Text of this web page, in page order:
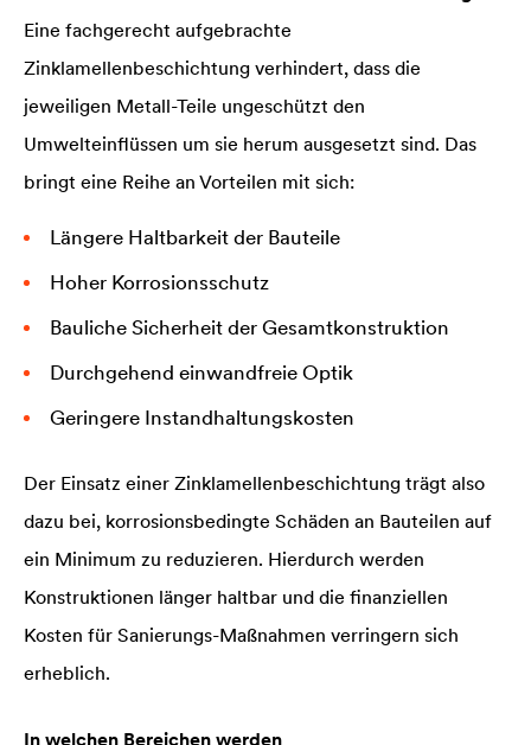
Eine fachgerecht aufgebrachte
Zinklamellenbeschichtung verhindert, dass die
jeweiligen Metall-Teile ungeschützt den
Umwelteinflüssen um sie herum ausgesetzt sind. Das
bringt eine Reihe an Vorteilen mit sich:
Längere Haltbarkeit der Bauteile
Hoher Korrosionsschutz
Bauliche Sicherheit der Gesamtkonstruktion
Durchgehend einwandfreie Optik
Geringere Instandhaltungskosten
Der Einsatz einer Zinklamellenbeschichtung trägt also
dazu bei, korrosionsbedingte Schäden an Bauteilen auf
ein Minimum zu reduzieren. Hierdurch werden
Konstruktionen länger haltbar und die finanziellen
Kosten für Sanierungs-Maßnahmen verringern sich
erheblich.
In welchen Bereichen werden